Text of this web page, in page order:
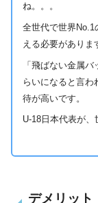
ね。。。
全世代で世界No.1
える必要がありま
「飛ばない金属
らいになると言わ
待が高いです。
U-18日本代表が、
デメリット